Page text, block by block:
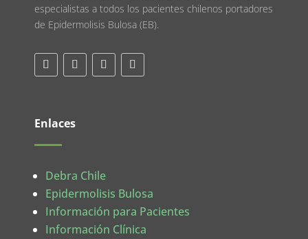
especialistas a todos los pacientes chilenos portadores
de Epidermolisis Bulosa (EB).
Enlaces
Debra Chile
Epidermolisis Bulosa
Información para Pacientes
Información Clínica